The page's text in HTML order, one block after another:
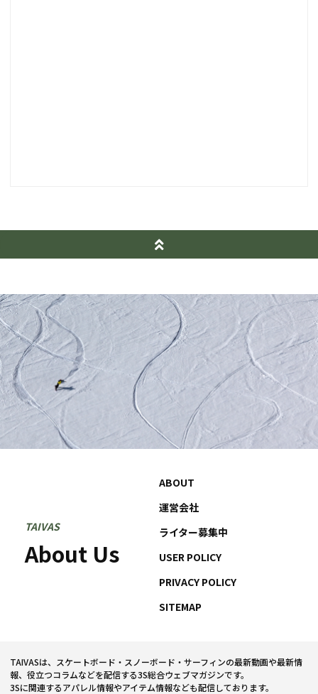
TAIVAS
About Us
ABOUT
運営会社
ライター募集中
USER POLICY
PRIVACY POLICY
SITEMAP
TAIVASは、スケートボード・スノーボード・サーフィンの最新動画や最新情
報、役立つコラムなどを配信する3S総合ウェブマガジンです。
3Sに関連するアパレル情報やアイテム情報なども配信しております。